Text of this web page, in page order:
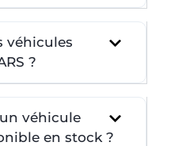
véhicules
?
véhicule
en stock ?